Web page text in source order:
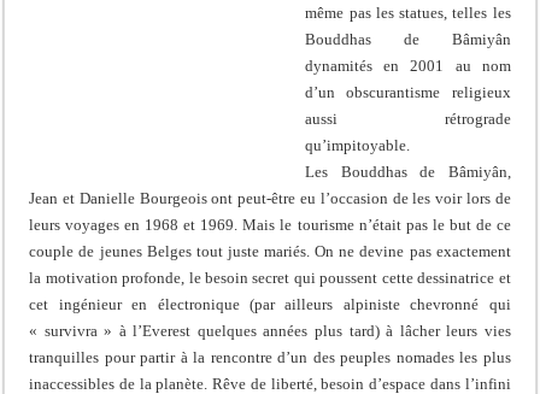
même pas les statues, telles les
Bouddhas de Bâmiyân
dynamités en 2001 au nom
d’un obscurantisme religieux
aussi rétrograde
qu’impitoyable.
Les Bouddhas de Bâmiyân,
Jean et Danielle Bourgeois ont peut-être eu l’occasion de les voir lors de
leurs voyages en 1968 et 1969. Mais le tourisme n’était pas le but de ce
couple de jeunes Belges tout juste mariés. On ne devine pas exactement
la motivation profonde, le besoin secret qui poussent cette dessinatrice et
cet ingénieur en électronique (par ailleurs alpiniste chevronné qui
« survivra » à l’Everest quelques années plus tard) à lâcher leurs vies
tranquilles pour partir à la rencontre d’un des peuples nomades les plus
inaccessibles de la planète. Rêve de liberté, besoin d’espace dans l’infini